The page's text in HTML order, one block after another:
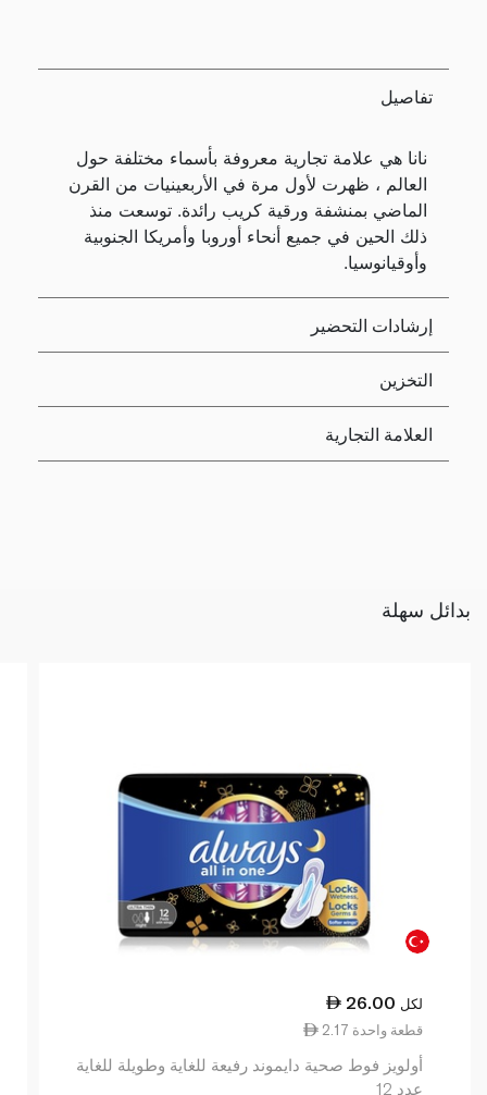
تفاصيل
نانا هي علامة تجارية معروفة بأسماء مختلفة حول
العالم ، ظهرت لأول مرة في الأربعينيات من القرن
الماضي بمنشفة ورقية كريب رائدة. توسعت منذ
ذلك الحين في جميع أنحاء أوروبا وأمريكا الجنوبية
وأوقيانوسيا.
إرشادات التحضير
التخزين
العلامة التجارية
بدائل سهلة
26.00 لكل
2.17 قطعة واحدة
أولويز فوط صحية دايموند رفيعة للغاية وطويلة للغاية
عدد 12